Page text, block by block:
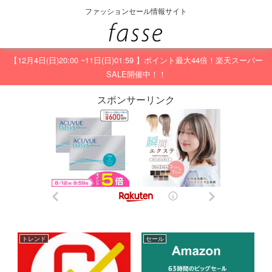
ファッションセール情報サイト
【12月4日(日)20:00 ~11日(日)01:59 】ポイント最大44倍！楽天スーパー
SALE開催中！！
スポンサーリンク
トレンド セール